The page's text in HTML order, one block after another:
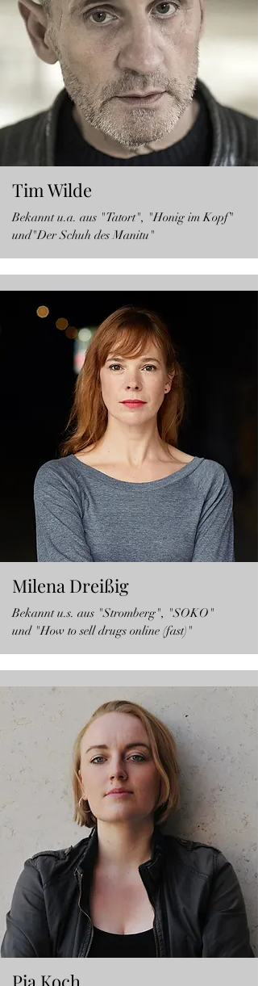
Tim Wilde
Bekannt u.a. aus "Tatort", "Honig im Kopf"
und"Der Schuh des Manitu"
Milena Dreißig
Bekannt u.s. aus "Stromberg", "SOKO"
und "How to sell drugs online (fast)"
Pia Koch